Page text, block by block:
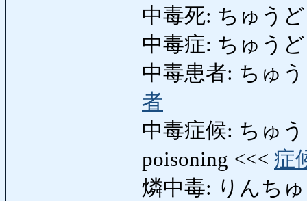
中毒死: ちゅう
中毒症: ちゅう
中毒患者: ちゅ
者
中毒症候: ちゅ
poisoning <<< 症
燐中毒: りんちゅ